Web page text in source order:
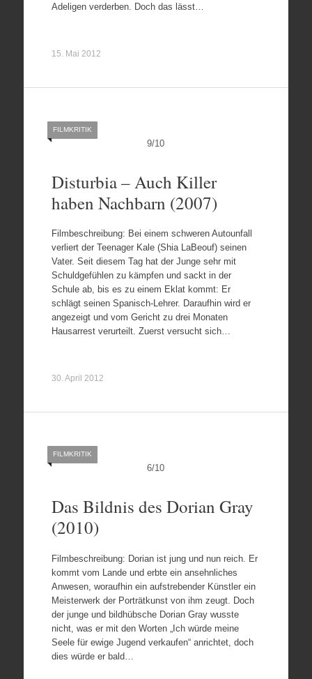
Adeligen verderben. Doch das lässt…
15. Mai 2012
9/10
FILMKRITIK
Disturbia – Auch Killer
haben Nachbarn (2007)
Filmbeschreibung: Bei einem schweren Autounfall
verliert der Teenager Kale (Shia LaBeouf) seinen
Vater. Seit diesem Tag hat der Junge sehr mit
Schuldgefühlen zu kämpfen und sackt in der
Schule ab, bis es zu einem Eklat kommt: Er
schlägt seinen Spanisch-Lehrer. Daraufhin wird er
angezeigt und vom Gericht zu drei Monaten
Hausarrest verurteilt. Zuerst versucht sich…
30. April 2012
6/10
FILMKRITIK
Das Bildnis des Dorian Gray
(2010)
Filmbeschreibung: Dorian ist jung und nun reich. Er
kommt vom Lande und erbte ein ansehnliches
Anwesen, woraufhin ein aufstrebender Künstler ein
Meisterwerk der Porträtkunst von ihm zeugt. Doch
der junge und bildhübsche Dorian Gray wusste
nicht, was er mit den Worten „Ich würde meine
Seele für ewige Jugend verkaufen“ anrichtet, doch
dies würde er bald…